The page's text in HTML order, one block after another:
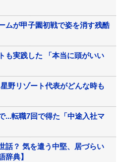
ムが甲子園初戦で姿を消す残酷
も実践した 「本当に頭がいい
野リゾート代表がどんな時も
...転職7回で得た「中途入社マ
話？ 気を遣う中堅、居づらい
辞典】